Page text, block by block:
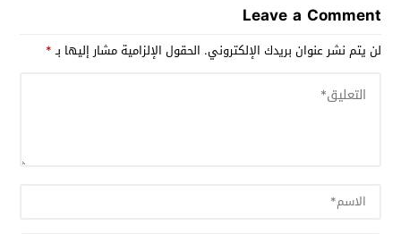
Leave a Comment
لن يتم نشر عنوان بريدك الإلكتروني. الحقول الإلزامية مشار إليها بـ*